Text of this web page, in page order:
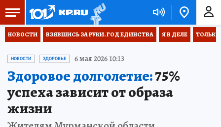
НОВОСТИ ВЗЯВШИСЬ ЗА РУКИ. ГОД ЕДИНСТВА Я В ДЕЛЕ ТОЛЬКО
НОВОСТИ ЗДОРОВЬЕ 6 мая 2026 10:13
Здоровое долголетие:75%
успеха зависит от образа
жизни